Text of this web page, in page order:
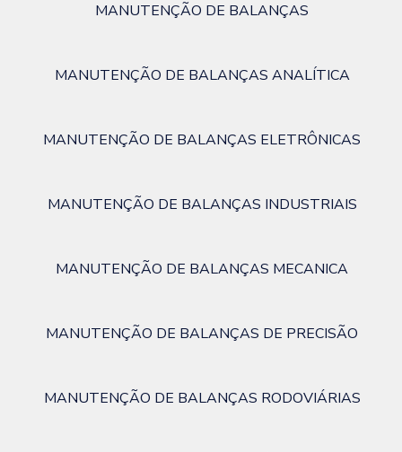
MANUTENÇÃO DE BALANÇAS
MANUTENÇÃO DE BALANÇAS ANALÍTICA
MANUTENÇÃO DE BALANÇAS ELETRÔNICAS
MANUTENÇÃO DE BALANÇAS INDUSTRIAIS
MANUTENÇÃO DE BALANÇAS MECANICA
MANUTENÇÃO DE BALANÇAS DE PRECISÃO
MANUTENÇÃO DE BALANÇAS RODOVIÁRIAS